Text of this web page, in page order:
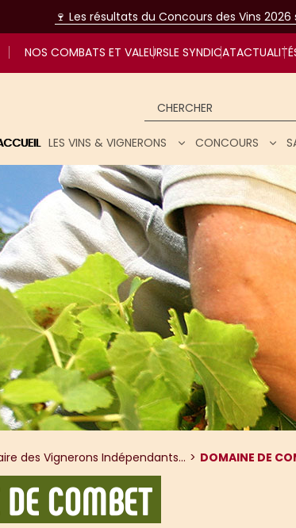
🍷 Les résultats du Concours des Vins
NOS COMBATS ET VALEURSLE SYNDICAT
libres par nos vins
LES VINS & VIGNERONS CONCOURS
des Vignerons Indépendants... DOMAINE DE
COMBET